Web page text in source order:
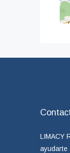
LIMACY
ayudarte